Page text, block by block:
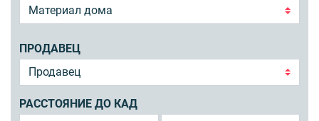
ПРОДАВЕЦ
РАССТОЯНИЕ ДО КАД